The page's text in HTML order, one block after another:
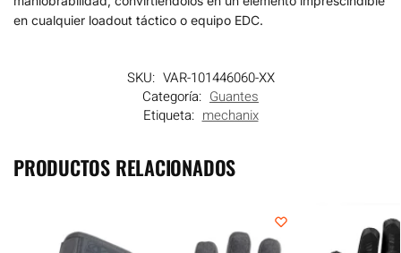
en cualquier loadout táctico o equipo EDC.
SKU: VAR-101446060-XX
Categoría: Guantes
Etiqueta: mechanix
PRODUCTOS RELACIONADOS